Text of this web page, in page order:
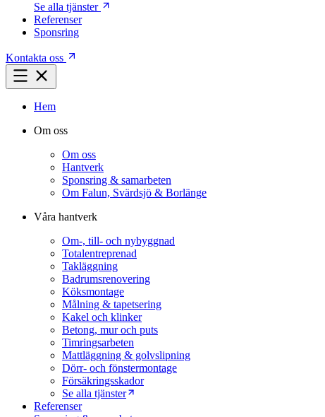
Se alla tjänster
Referenser
Sponsring
Kontakta oss
Hem
Om oss
Om oss
Hantverk
Sponsring & samarbeten
Om Falun, Svärdsjö & Borlänge
Våra hantverk
Om-, till- och nybyggnad
Totalentreprenad
Takläggning
Badrumsrenovering
Köksmontage
Målning & tapetsering
Kakel och klinker
Betong, mur och puts
Timringsarbeten
Mattläggning & golvslipning
Dörr- och fönstermontage
Försäkringsskador
Se alla tjänster
Referenser